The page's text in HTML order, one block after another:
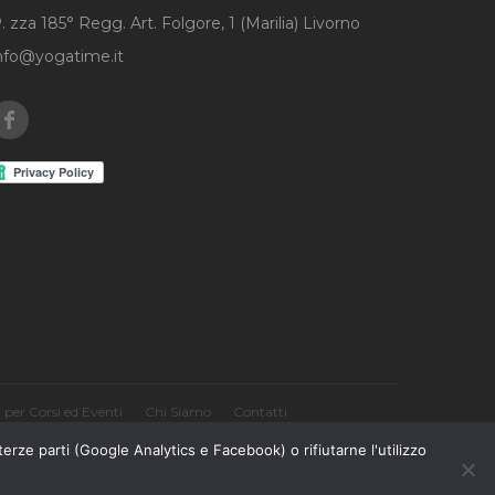
zza 185° Regg. Art. Folgore, 1 (Marilia) Livorno
Corsi ed Eventi Chi Siamo
Contatti
Orario Corsi MARILIA
parti (Google Analytics e Facebook) o rifiutarne l'utilizzo